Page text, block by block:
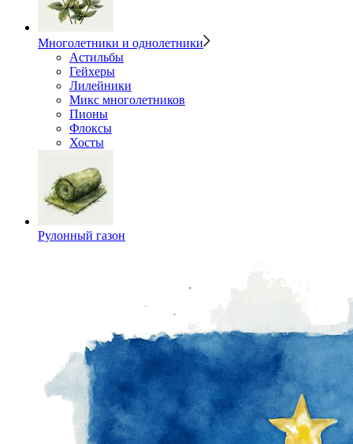
Многолетники и однолетники
Астильбы
Гейхеры
Лилейники
Микс многолетников
Пионы
Флоксы
Хосты
Рулонный газон